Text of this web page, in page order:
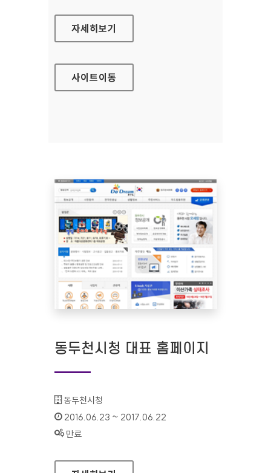
이천시청 대표 홈페이지
자세히보기
사이트이동
동두천시청 대표 홈페이지
기관명 :
동두천시청
인증기간 :
2016.06.23 ~ 2017.06.22
상태 :
만료